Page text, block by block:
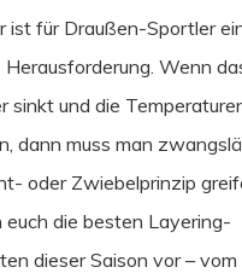
ist für Draußen-Sportler
Wenn
sinkt und die
dann muss man
oder Zwiebelprinzip
die besten Layering-
dieser Saison vor – vom